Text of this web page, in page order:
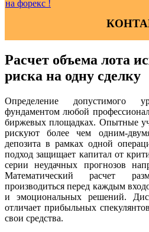
Расчет объема лота
риска на одну сделку
Определение допустимого
фундаментом любой
биржевых площадках. Опытные
рискуют более чем одним-
депозита в рамках одной
подход защищает капитал от
серии неудачных прогнозов
Математический расчет
производиться перед каждым
и эмоциональных решений.
отличает прибыльных
свои средства.